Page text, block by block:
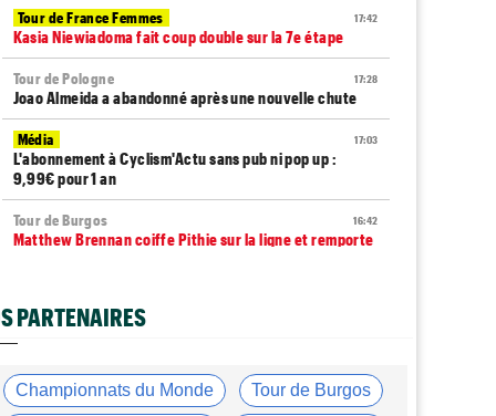
17:42
Tour de France Femmes
Kasia Niewiadoma fait coup double sur la 7e étape
17:28
Tour de Pologne
Joao Almeida a abandonné après une nouvelle chute
17:03
Média
L'abonnement à Cyclism'Actu sans pub ni pop up :
9,99€ pour 1 an
16:42
Tour de Burgos
Matthew Brennan coiffe Pithie sur la ligne et remporte
Les vidéos cyclisme sont sur Dailymotion :
Cyclism'Actu TV
16:33
Tour de Pologne
Jan Christen s'offre la 5e étape, trois français dans le
PARTENAIRES
Championnats du Monde Tour de Burgos